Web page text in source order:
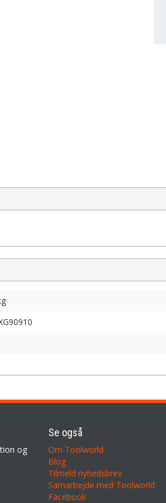
og
Se også
Om Toolworld
Blog
Tilmeld nyhedsbrev
Samarbejde med Toolworld
Facebook